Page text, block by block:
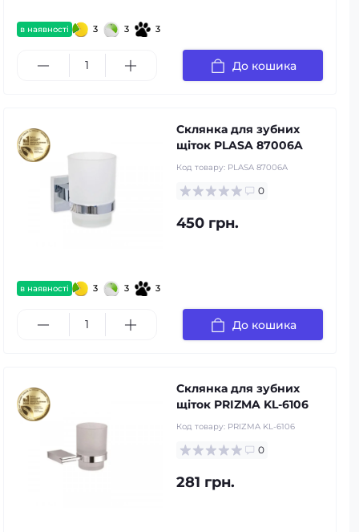
в наявності 3 3 3
До кошика
в наявності 3 3 3
Склянка для зубних
щіток PLASA 87006A
Код товару: PLASA 87006A
0
450 грн.
До кошика
Склянка для зубних
щіток PRIZMA KL-6106
Код товару: PRIZMA KL-6106
0
281 грн.